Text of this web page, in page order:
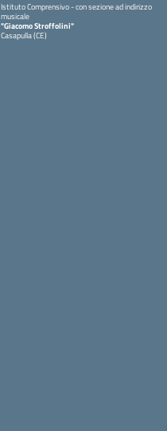
Istituto Comprensivo - con sezione ad indirizzo
musicale
"Giacomo Stroffolini"
Casapulla (CE)